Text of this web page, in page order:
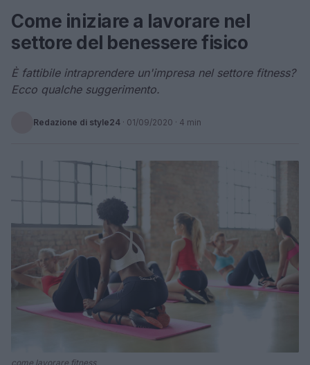
Come iniziare a lavorare nel
settore del benessere fisico
È fattibile intraprendere un'impresa nel settore fitness?
Ecco qualche suggerimento.
Redazione di style24 · 01/09/2020 · 4 min
come lavorare fitness